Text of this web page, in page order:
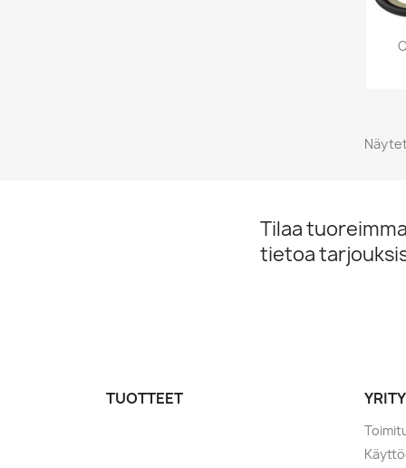
Tilaa
tietoa
TUOTTEET